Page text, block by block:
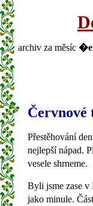
archiv za měsíc
Červnové
Přestěhování
nejlepší nápad.
vesele shrneme.
Byli jsme zase v
jako minule.